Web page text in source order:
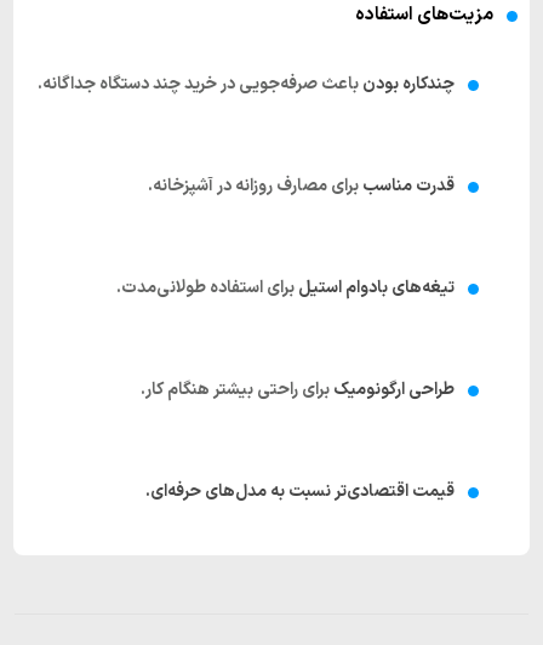
مزیت‌های استفاده
چندکاره بودنباعث صرفه‌جویی در خرید چند دستگاه جداگانه.
قدرت مناسببرای مصارف روزانه در آشپزخانه.
تیغه‌های بادوام استیلبرای استفاده طولانی‌مدت.
طراحی ارگونومیکبرای راحتی بیشتر هنگام کار.
قیمت اقتصادی‌تر نسبت به مدل‌های حرفه‌ای.